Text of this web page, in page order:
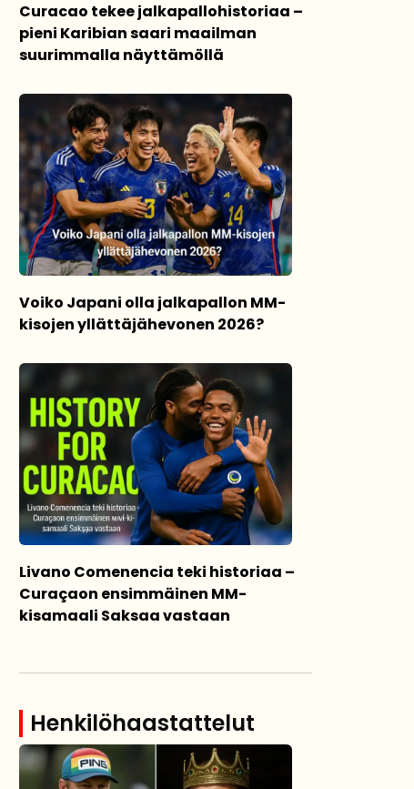
Curacao tekee jalkapallohistoriaa –
pieni Karibian saari maailman
suurimmalla näyttämöllä
Voiko Japani olla jalkapallon MM-
kisojen yllättäjähevonen 2026?
Livano Comenencia teki historiaa –
Curaçaon ensimmäinen MM-
kisamaali Saksaa vastaan
Henkilöhaastattelut